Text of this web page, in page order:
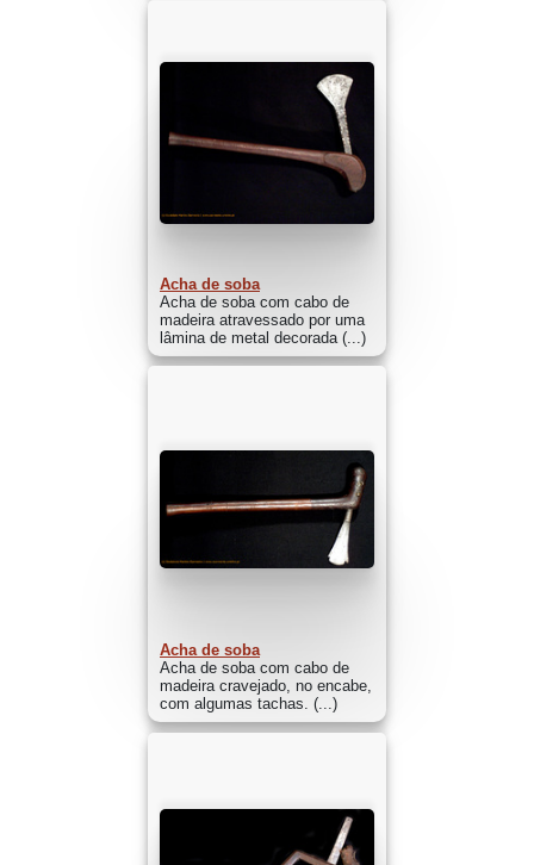
Acha de soba
Acha de soba com cabo de
madeira atravessado por uma
lâmina de metal decorada (...)
Acha de soba
Acha de soba com cabo de
madeira cravejado, no encabe,
com algumas tachas. (...)